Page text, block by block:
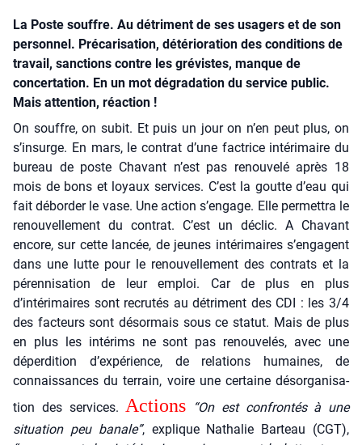
La Poste souffre. Au détriment de ses usagers et de son
personnel. Précarisation, détérioration des conditions de
travail, sanctions contre les grévistes, manque de
concertation. En un mot dégradation du service public.
Mais attention, réaction !
On souffre, on subit. Et puis un jour on n’en peut plus, on
s’insurge. En mars, le contrat d’une fac­trice inté­ri­maire du
bureau de poste Cha­vant n’est pas renou­ve­lé après 18
mois de bons et loyaux ser­vices. C’est la goutte d’eau qui
fait débor­der le vase. Une action s’engage. Elle per­met­tra le
renou­vel­le­ment du contrat. C’est un déclic. A Cha­vant
encore, sur cette lan­cée, de jeunes inté­ri­maires s’engagent
dans une lutte pour le renou­vel­le­ment des contrats et la
péren­ni­sa­tion de leur emploi. Car de plus en plus
d’intérimaires sont recru­tés au détri­ment des CDI : les 3/4
des fac­teurs sont désor­mais sous ce sta­tut. Mais de plus
en plus les inté­rims ne sont pas renou­ve­lés, avec une
déper­di­tion d’expérience, de rela­tions humaines, de
connais­sances du ter­rain, voire une cer­taine désor­ga­ni­sa­
tion des ser­vices. Actions
“On est confron­tés à une
situa­tion peu banale”, explique Natha­lie Bar­teau (CGT),